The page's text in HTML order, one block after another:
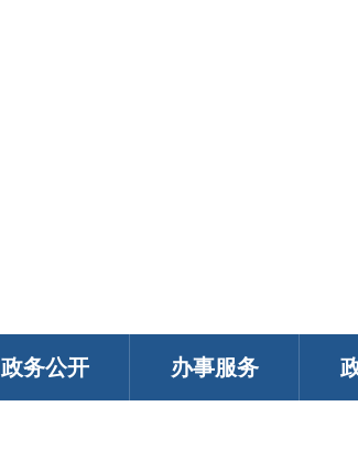
政务公开 办事服务